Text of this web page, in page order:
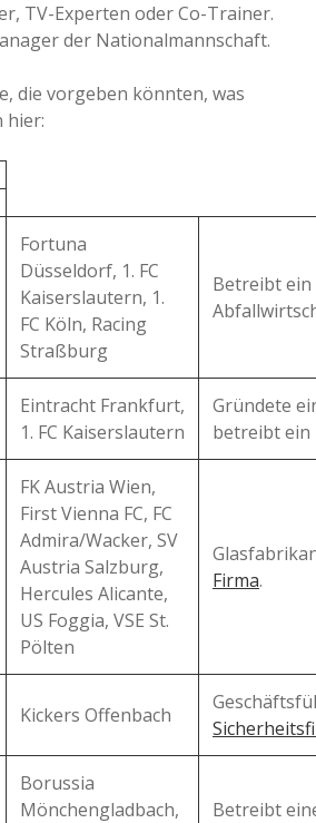
TV-Experten oder Co-Trainer.
der Nationalmannschaft.
die vorgeben könnten, was
hier:
Fortuna
Düsseldorf, 1. FC
Kaiserslautern, 1.
FC Köln, Racing
Straßburg
Betreibt
Eintracht Frankfurt,
1. FC Kaiserslautern
Gründete
betreibt ein
FK Austria Wien,
First Vienna FC, FC
Admira/Wacker, SV
Austria Salzburg,
Hercules Alicante,
US Foggia, VSE St.
Pölten
Firma.
Kickers Offenbach
Borussia
Mönchengladbach,
Betreibt